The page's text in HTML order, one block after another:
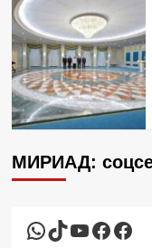
МИРИАД:
WhatsApp
TikTok
YouTube